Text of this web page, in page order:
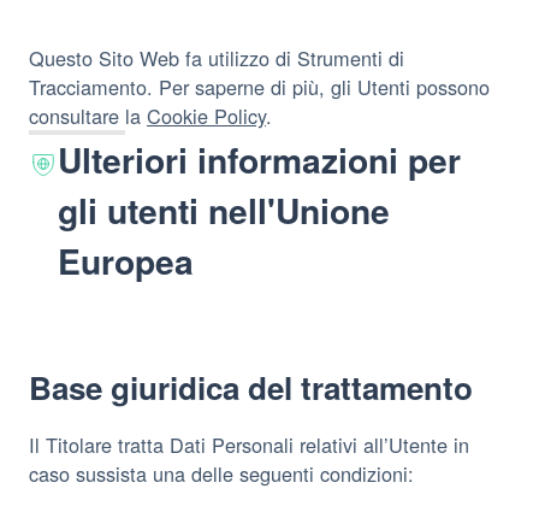
Questo Sito Web fa utilizzo di Strumenti di
Tracciamento. Per saperne di più, gli Utenti possono
consultare la Cookie Policy.
Ulteriori informazioni per
gli utenti nell'Unione
Europea
Base giuridica del trattamento
Il Titolare tratta Dati Personali relativi all’Utente in
caso sussista una delle seguenti condizioni: